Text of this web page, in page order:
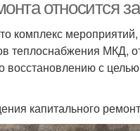
относится
комплекс
теплоснабжения
восстановлению с
капитального